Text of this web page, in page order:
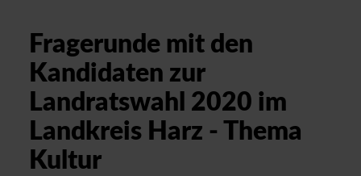
Fragerunde mit den
Kandidaten zur
Landratswahl 2020 im
Landkreis Harz - Thema
Kultur